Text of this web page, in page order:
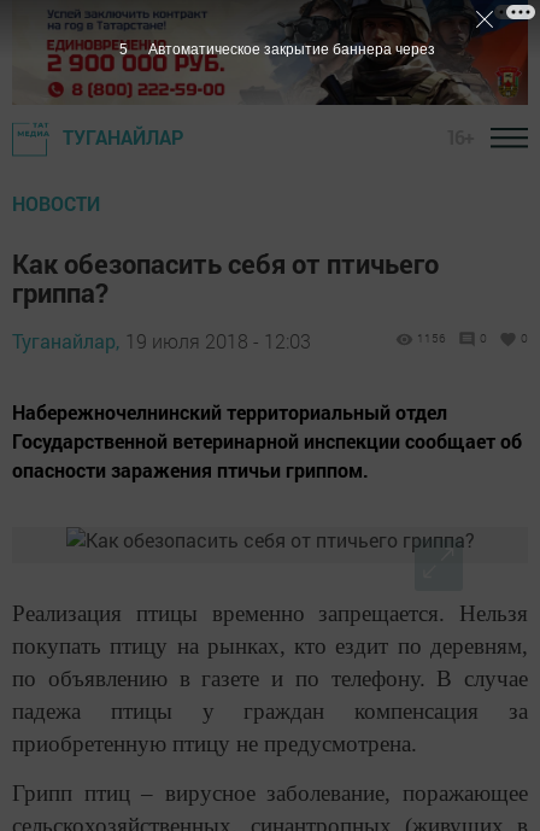
ТУГАНАЙЛАР
НОВОСТИ
Как обезопасить себя от птичьего
гриппа?
Туганайлар, 19 июля 2018 - 12:03 1156 0 0
​​​​​​​Набережночелнинский территориальный отдел
Государственной ветеринарной инспекции сообщает об
опасности заражения птичьи гриппом.
Реализация птицы временно запрещается. Нельзя
покупать птицу на рынках, кто ездит по деревням,
по объявлению в газете и по телефону. В случае
падежа птицы у граждан компенсация за
приобретенную птицу не предусмотрена.
Грипп птиц – вирусное заболевание, поражающее
сельскохозяйственных, синантропных (живущих в
4 Автоматическое закрытие баннера через